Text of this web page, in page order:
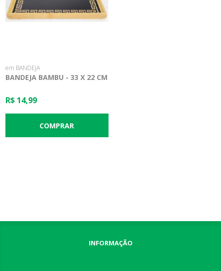
em BANDEJA
BANDEJA BAMBU - 33 X 22 CM
R$ 14,99
INFORMAÇÃO